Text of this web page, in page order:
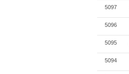
5097
5096
5095
5094